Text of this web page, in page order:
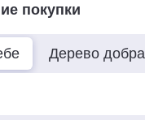
покупки
Дерево добра